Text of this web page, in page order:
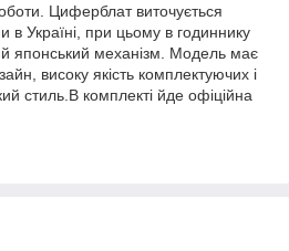
Циферблат виточується
Україні, при цьому в годиннику
японський механізм. Модель має
високу якість комплектуючих і
стиль.В комплекті йде офіційна